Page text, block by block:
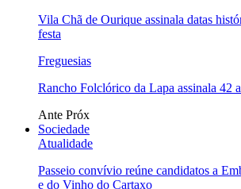
Vila Chã de Ourique assinala datas
festa
Freguesias
Rancho Folclórico da Lapa assinala 42
Ante Próx
Sociedade
Atualidade
Passeio convívio reúne candidatos a
e do Vinho do Cartaxo